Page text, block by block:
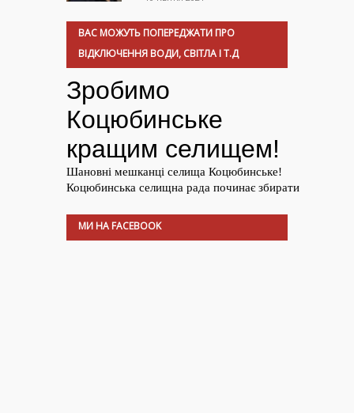
ВАС МОЖУТЬ ПОПЕРЕДЖАТИ ПРО
ВІДКЛЮЧЕННЯ ВОДИ, СВІТЛА І Т.Д
МИ НА FACEBOOK